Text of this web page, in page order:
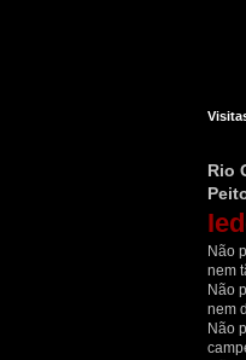
Rio
Não
nem
Não
nem
Não